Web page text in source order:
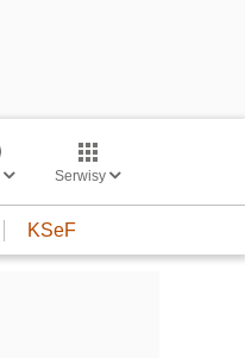
Serwisy
KSeF